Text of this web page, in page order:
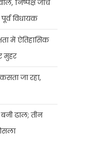
निष्पक्ष जांच
विधायक
में ऐतिहासिक
मुहर
जा रहा,
ढाल; तीन